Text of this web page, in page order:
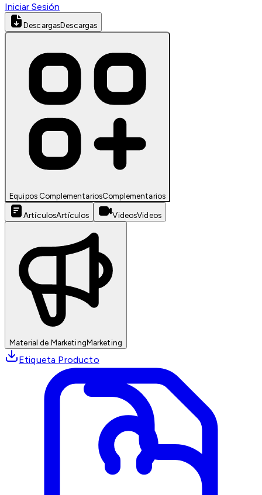
Iniciar Sesión
DescargasDescargas
Equipos ComplementariosComplementarios
ArtículosArtículos VideosVideos
Material de MarketingMarketing
Etiqueta Producto